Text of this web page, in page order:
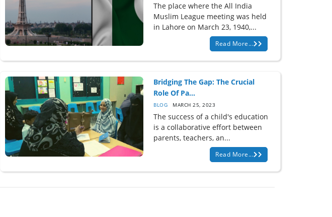
The place where the All India
Muslim League meeting was held
in Lahore on March 23, 1940,...
Read More...
Bridging The Gap: The Crucial
Role Of Pa...
BLOG MARCH 25, 2023
The success of a child's education
is a collaborative effort between
parents, teachers, an...
Read More...